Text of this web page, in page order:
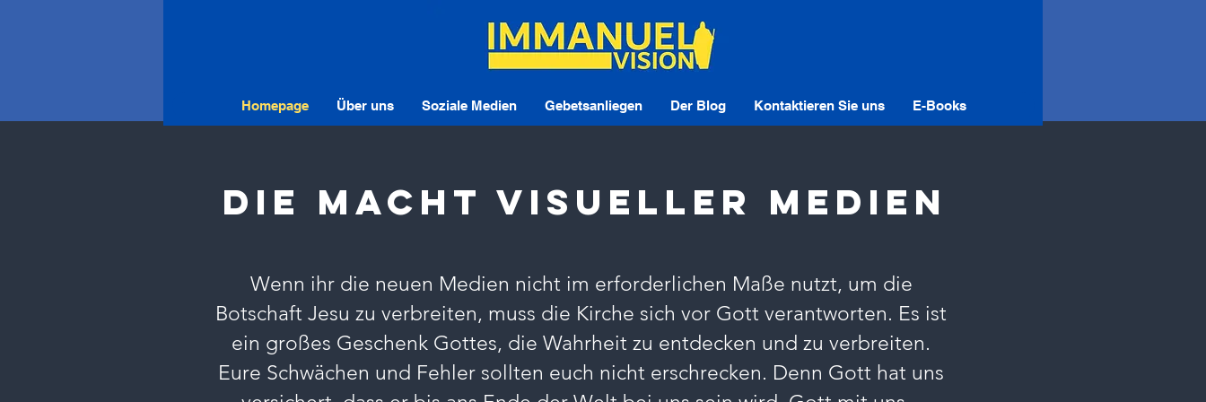
Homepage Über uns Soziale Medien Gebetsanliegen Der Blog Kontaktieren Sie uns E-Books
die Macht visueller Medien
Wenn ihr die neuen Medien nicht im erforderlichen Maße nutzt, um die
Botschaft Jesu zu verbreiten, muss die Kirche sich vor Gott verantworten. Es ist
ein großes Geschenk Gottes, die Wahrheit zu entdecken und zu verbreiten.
Eure Schwächen und Fehler sollten euch nicht erschrecken. Denn Gott hat uns